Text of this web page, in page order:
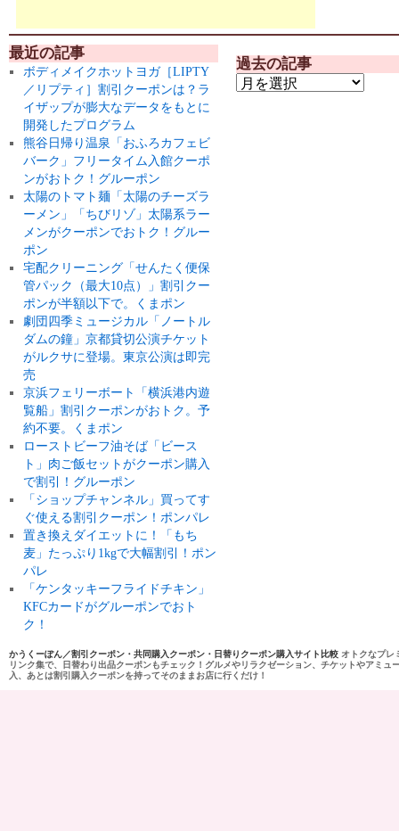
最近の記事
ボディメイクホットヨガ［LIPTY
／リプティ］割引クーポンは？ラ
イザップが膨大なデータをもとに
開発したプログラム
熊谷日帰り温泉「おふろカフェビ
バーク」フリータイム入館クーポ
ンがおトク！グルーポン
太陽のトマト麺「太陽のチーズラ
ーメン」「ちびリゾ」太陽系ラー
メンがクーポンでおトク！グルー
ポン
宅配クリーニング「せんたく便保
管パック（最大10点）」割引クー
ポンが半額以下で。くまポン
劇団四季ミュージカル「ノートル
ダムの鐘」京都貸切公演チケット
がルクサに登場。東京公演は即完
売
京浜フェリーボート「横浜港内遊
覧船」割引クーポンがおトク。予
約不要。くまポン
ローストビーフ油そば「ビース
ト」肉ご飯セットがクーポン購入
で割引！グルーポン
「ショップチャンネル」買ってす
ぐ使える割引クーポン！ポンパレ
置き換えダイエットに！「もち
麦」たっぷり1kgで大幅割引！ポン
パレ
「ケンタッキーフライドチキン」
KFCカードがグルーポンでおト
ク！
過去の記事
かうくーぽん／割引クーポン・共同購入クーポン・日替りクーポン購入サイト比較 オトクなプレ
リンク集で、日替わり出品クーポンもチェック！グルメやリラクゼーション、チケットやアミ
入、あとは割引購入クーポンを持ってそのままお店に行くだけ！